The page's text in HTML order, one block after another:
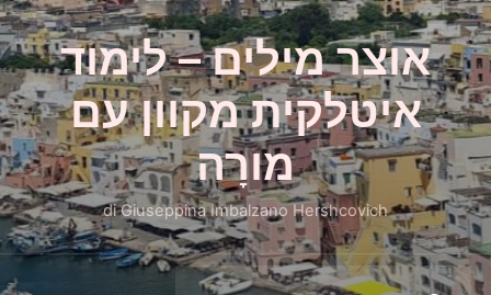
אוצר מילים – לימוד
איטלקית מקוון עם
מורָה
di Giuseppina Imbalzano Hershcovich
Search